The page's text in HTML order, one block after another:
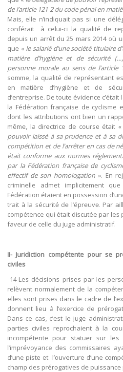
de l’article 121-2 du code pénal en
Mais, elle n’indiquait pas si une
conférait à celui-ci la qualité de
depuis un arrêt du 25 mars 2014 où
que « le salarié d’une société titulaire
matière d’hygiène et de sécurité
personne morale au sens de l’article
somme, la qualité de représentant
en matière d’hygiène et de
d’entreprise. De toute évidence
la Fédération française de cyclisme
dont les attributions ont bien un
même, la directrice de course était «
pouvoir laissé à sa prudence et à sa
compétition et de l’arrêter en cas de
était conforme aux normes
par la Fédération française de
effectif de son homologation ». En
criminelle admet implicitement
Fédération étaient en possession
trait à la sécurité de l’épreuve. Par
compétence qui était discutée par
faveur de celle du juge administratif.
II- Juridiction compétente pour se
civiles
14-Les décisions prises par les
relèvent normalement de la
elles sont prises dans le cadre de
donnent lieu à l’exercice de
Dans ce cas, c’est le juge
parties civiles reprochaient à la
incompétente pour statuer sur les
l’imprévoyance des commissaires
d’une piste et l’ouverture d’une
champ des prérogatives de puissance